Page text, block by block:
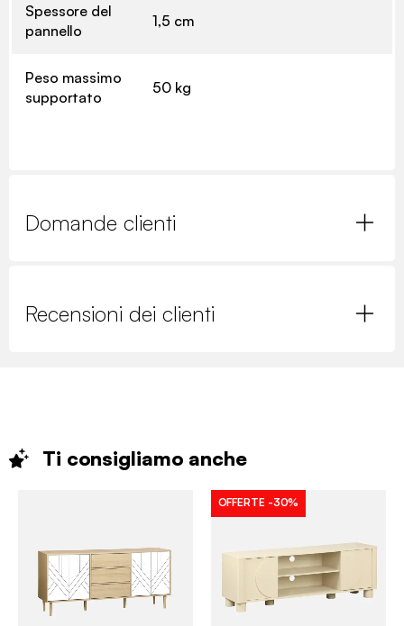
Spessore del
pannello
1,5 cm
Peso massimo
supportato
50 kg
Domande clienti
Recensioni dei clienti
Ti consigliamo anche
OFFERTE -30%